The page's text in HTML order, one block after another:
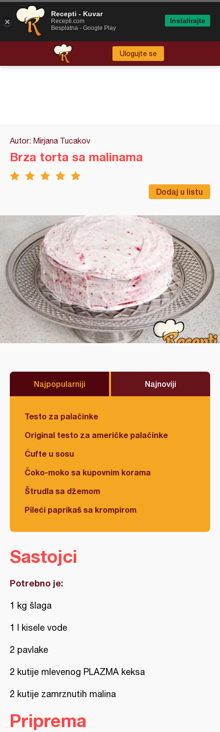
Ulogujte se
Autor: Mirjana Tucakov
Dodaj u listu
Brza torta sa malinama
Najpopularniji Najnoviji
Testo za palačinke
Original testo za američke palačinke
Ćufte u sosu
Čoko-moko sa kupovnim korama
Štrudla sa džemom
Pileći paprikaš sa krompirom
Sastojci
Potrebno je:
1 kg šlaga
1 l kisele vode
2 pavlake
2 kutije mlevenog PLAZMA keksa
2 kutije zamrznutih malina
Priprema
Recepti - Kuvar
Recepti.com
Besplatna - Google Play
Instalirajte